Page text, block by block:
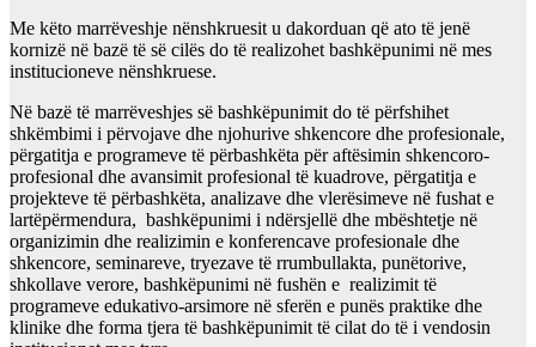
Me këto marrëveshje nënshkruesit u dakorduan që ato të jenë
kornizë në bazë të së cilës do të realizohet bashkëpunimi në mes
institucioneve nënshkruese.
Në bazë të marrëveshjes së bashkëpunimit do të përfshihet
shkëmbimi i përvojave dhe njohurive shkencore dhe profesionale,
përgatitja e programeve të përbashkëta për aftësimin shkencoro-
profesional dhe avansimit profesional të kuadrove, përgatitja e
projekteve të përbashkëta, analizave dhe vlerësimeve në fushat e
lartëpërmendura, bashkëpunimi i ndërsjellë dhe mbështetje në
organizimin dhe realizimin e konferencave profesionale dhe
shkencore, seminareve, tryezave të rrumbullakta, punëtorive,
shkollave verore, bashkëpunimi në fushën e realizimit të
programeve edukativo-arsimore në sferën e punës praktike dhe
klinike dhe forma tjera të bashkëpunimit të cilat do të i vendosin